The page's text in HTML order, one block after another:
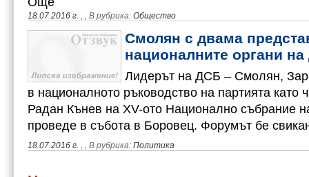
18.07.2016 г. , , В рубрика: Общество
Смолян с двама
националните органи
Лидерът на ДСБ – Смолян,
в националното ръководство на партията като
Радан Кънев на XV-ото Национално събрание
проведе в събота в Боровец. Форумът бе
18.07.2016 г. , , В рубрика: Политика